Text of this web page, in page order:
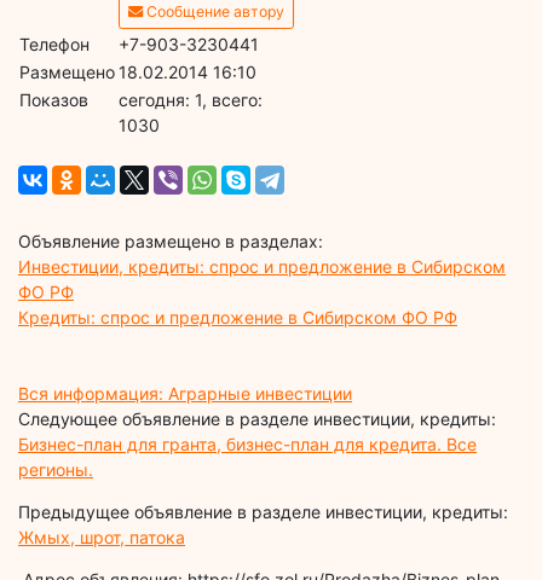
Сообщение автору
Телефон
+7-903-3230441
Размещено18.02.2014 16:10
Показов
cегодня: 1, всего:
1030
Объявление размещено в разделах:
Инвестиции, кредиты: спрос и предложение в Сибирском
ФО РФ
Кредиты: спрос и предложение в Сибирском ФО РФ
Вся информация: Аграрные инвестиции
Следующее объявление в разделе инвестиции, кредиты:
Бизнес-план для гранта, бизнес-план для кредита. Все
регионы.
Предыдущее объявление в разделе инвестиции, кредиты:
Жмых, шрот, патока